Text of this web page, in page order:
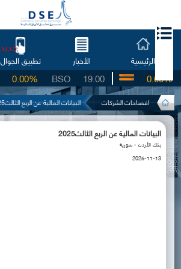
الرئيسية الأخبار تطبيق الجوال
جديد
19.00
BSO
0.00% 0.00%
افصاحات الشركات البيانات المالية عن الربع الثالث2025
البيانات المالية عن الربع الثالث2025
بنك الأردن - سورية
2025-11-13